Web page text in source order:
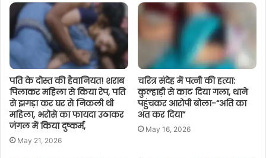
पति के दोस्त की हैवानियत! शराब
पिलाकर महिला से किया रेप, पति
से झगड़ा कर घर से निकली थी
महिला, भरोसे का फायदा उठाकर
जंगल में किया दुष्कर्म,
May 21, 2026
चरित्र संदेह में पत्नी की हत्या:
कुल्हाड़ी से काट दिया गला, थाने
पहुंचकर आरोपी बोला-“अति का
अंत कर दिया”
May 16, 2026